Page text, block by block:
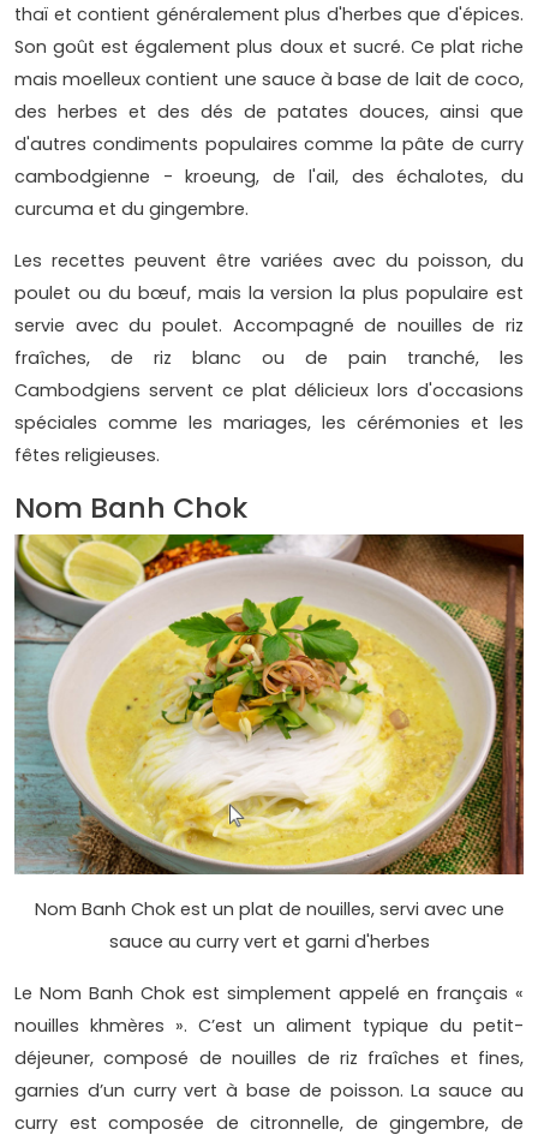
thaï et contient généralement plus d'herbes que d'épices.
Son goût est également plus doux et sucré. Ce plat riche
mais moelleux contient une sauce à base de lait de coco,
des herbes et des dés de patates douces, ainsi que
d'autres condiments populaires comme la pâte de curry
cambodgienne - kroeung, de l'ail, des échalotes, du
curcuma et du gingembre.
Les recettes peuvent être variées avec du poisson, du
poulet ou du bœuf, mais la version la plus populaire est
servie avec du poulet. Accompagné de nouilles de riz
fraîches, de riz blanc ou de pain tranché, les
Cambodgiens servent ce plat délicieux lors d'occasions
spéciales comme les mariages, les cérémonies et les
fêtes religieuses.
Nom Banh Chok
Nom Banh Chok est un plat de nouilles, servi avec une
sauce au curry vert et garni d'herbes
Le Nom Banh Chok est simplement appelé en français «
nouilles khmères ». C’est un aliment typique du petit-
déjeuner, composé de nouilles de riz fraîches et fines,
garnies d’un curry vert à base de poisson. La sauce au
curry est composée de citronnelle, de gingembre, de